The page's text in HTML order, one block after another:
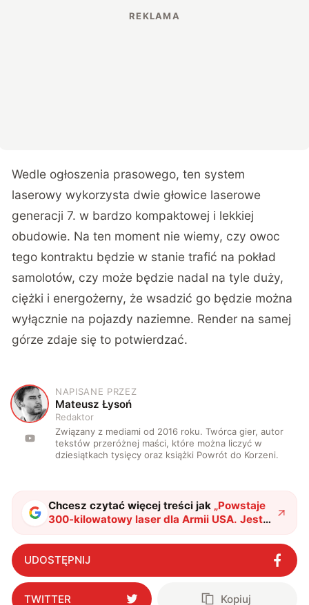
Wedle ogłoszenia prasowego, ten system
laserowy wykorzysta dwie głowice laserowe
generacji 7. w bardzo kompaktowej i lekkiej
obudowie. Na ten moment nie wiemy, czy owoc
tego kontraktu będzie w stanie trafić na pokład
samolotów, czy może będzie nadal na tyle duży,
ciężki i energożerny, że wsadzić go będzie można
wyłącznie na pojazdy naziemne. Render na samej
górze zdaje się to potwierdzać.
M
NAPISANE PRZEZ
Mateusz Łysoń
Redaktor
Związany z mediami od 2016 roku. Twórca gier, autor
tekstów przeróżnej maści, które można liczyć w
dziesiątkach tysięcy oraz książki Powrót do Korzeni.
Chcesz czytać więcej treści jak „Powstaje
300-kilowatowy laser dla Armii USA. Jest
ponoć najpotężniejszy"?
UDOSTĘPNIJ
TWITTER Kopiuj